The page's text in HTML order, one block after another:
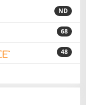
ND
68
48